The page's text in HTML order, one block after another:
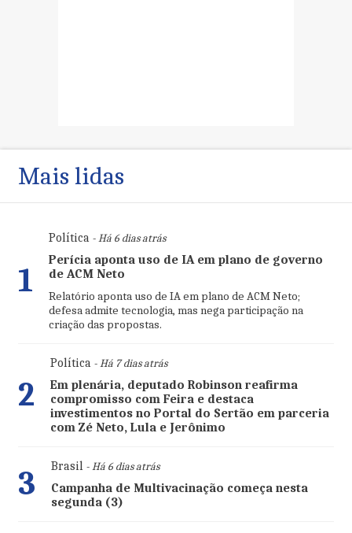
Mais lidas
1
Política- Há 6 dias atrás
Perícia aponta uso de IA em plano de governo
de ACM Neto
Relatório aponta uso de IA em plano de ACM Neto;
defesa admite tecnologia, mas nega participação na
criação das propostas.
2
Política- Há 7 dias atrás
Em plenária, deputado Robinson reafirma
compromisso com Feira e destaca
investimentos no Portal do Sertão em parceria
com Zé Neto, Lula e Jerônimo
3 Brasil- Há 6 dias atrás
Campanha de Multivacinação começa nesta
segunda (3)